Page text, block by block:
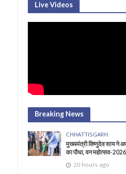
Live Videos
Breaking News
CHHATTISGARH
मुख्यमंत्री विष्णुदेव साय ने
का पौधा, वन महोत्सव-
20 hours ago